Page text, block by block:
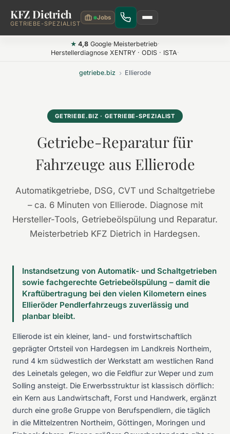
Zum Hauptinhalt springen
KFZ Dietrich
GETRIEBE-SPEZIALIST
★ 4,8Google·Meisterbetrieb·
Herstellerdiagnose XENTRY · ODIS · ISTA·
getriebe.biz › Ellierode
GETRIEBE.BIZ · GETRIEBE-SPEZIALIST
Getriebe-Reparatur für
Fahrzeuge aus Ellierode
Automatikgetriebe, DSG, CVT und Schaltgetriebe
– ca. 6 Minuten von Ellierode. Diagnose mit
Hersteller-Tools, Getriebeölspülung und Reparatur.
Meisterbetrieb KFZ Dietrich in Hardegsen.
Instandsetzung von Automatik- und Schaltgetrieben
sowie fachgerechte Getriebeölspülung – damit die
Kraftübertragung bei den vielen Kilometern eines
Ellieröder Pendlerfahrzeugs zuverlässig und
planbar bleibt.
Ellierode ist ein kleiner, land- und forstwirtschaftlich
geprägter Ortsteil von Hardegsen im Landkreis Northeim,
rund 4 km südwestlich der Werkstatt am westlichen Rand
des Leinetals gelegen, wo die Feldflur zur Weper und zum
Solling ansteigt. Die Erwerbsstruktur ist klassisch dörflich:
ein Kern aus Landwirtschaft, Forst und Handwerk, ergänzt
durch eine große Gruppe von Berufspendlern, die täglich
in die Mittelzentren Northeim, Göttingen, Moringen und